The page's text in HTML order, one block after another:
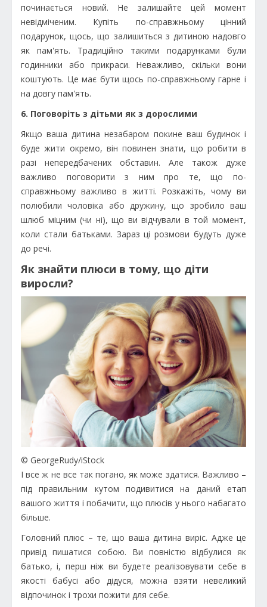
починається новий. Не залишайте цей момент
невідміченим. Купіть по-справжньому цінний
подарунок, щось, що залишиться з дитиною надовго
як пам'ять. Традиційно такими подарунками були
годинники або прикраси. Неважливо, скільки вони
коштують. Це має бути щось по-справжньому гарне і
на довгу пам'ять.
6. Поговоріть з дітьми як з дорослими
Якщо ваша дитина незабаром покине ваш будинок і
буде жити окремо, він повинен знати, що робити в
разі непередбачених обставин. Але також дуже
важливо поговорити з ним про те, що по-
справжньому важливо в житті. Розкажіть, чому ви
полюбили чоловіка або дружину, що зробило ваш
шлюб міцним (чи ні), що ви відчували в той момент,
коли стали батьками. Зараз ці розмови будуть дуже
до речі.
Як знайти плюси в тому, що діти
виросли?
© GeorgeRudy/iStock
І все ж не все так погано, як може здатися. Важливо –
під правильним кутом подивитися на даний етап
вашого життя і побачити, що плюсів у нього набагато
більше.
Головний плюс – те, що ваша дитина виріс. Адже це
привід пишатися собою. Ви повністю відбулися як
батько, і, перш ніж ви будете реалізовувати себе в
якості бабусі або дідуся, можна взяти невеликий
відпочинок і трохи пожити для себе.